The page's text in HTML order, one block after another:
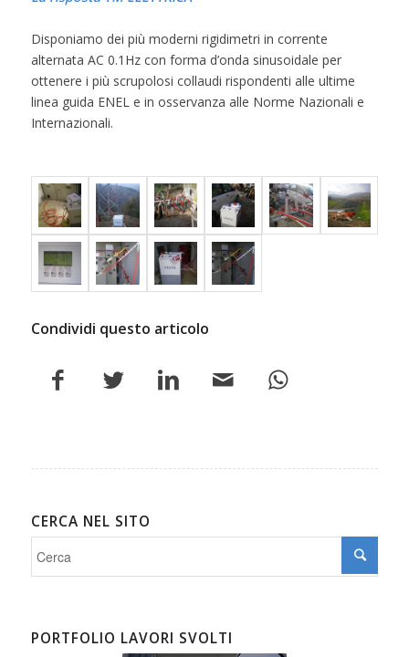
Disponiamo dei più moderni rigidimetri in corrente
alternata AC 0.1Hz con forma d’onda sinusoidale per
ottenere i più scrupolosi collaudi rispondenti alle ultime
linea guida ENEL e in osservanza alle Norme Nazionali e
Internazionali.
Condividi questo articolo
CERCA NEL SITO
PORTFOLIO LAVORI SVOLTI